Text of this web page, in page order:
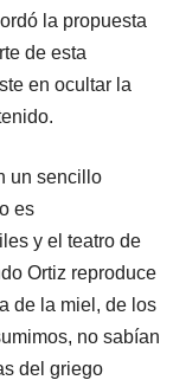
la propuesta
de esta
en ocultar la
un sencillo
es
y el teatro de
Ortiz reproduce
de la miel, de los
no sabían
del griego